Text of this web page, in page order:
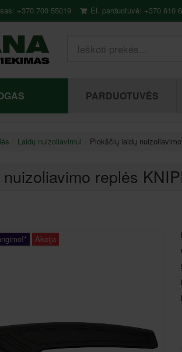
+370 700 55019 El. parduotuvė: +370 610
PARDUOTUVĖS
Laidų nuizoliavimui Plokščių laidų
replės
Akcija